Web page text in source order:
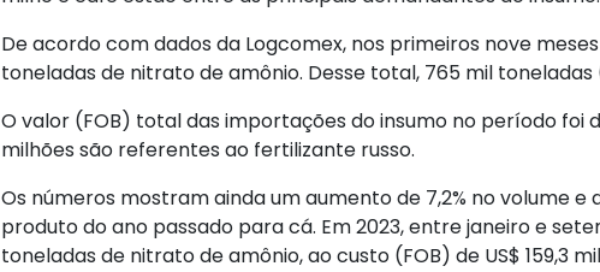
De acordo com dados da Logcomex, nos primeiros nove
toneladas de nitrato de amônio. Desse total, 765 mil toneladas
O valor (FOB) total das importações do insumo no período foi
milhões são referentes ao fertilizante russo.
Os números mostram ainda um aumento de 7,2% no volume
produto do ano passado para cá. Em 2023, entre janeiro e
toneladas de nitrato de amônio, ao custo (FOB) de US$ 159,3